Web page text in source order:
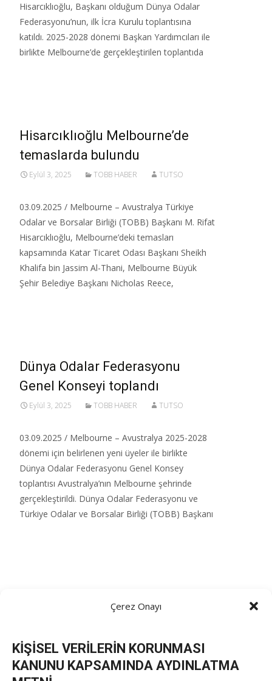
Çerez Onayı
KİŞİSEL VERİLERİN KORUNMASI
KANUNU KAPSAMINDA AYDINLATMA
Hisarcıklıoğlu, Başkanı olduğum Dünya Odalar
Federasyonu’nun, ilk İcra Kurulu toplantısına
katıldı. 2025-2028 dönemi Başkan Yardımcıları ile
birlikte Melbourne’de gerçekleştirilen toplantıda
Hisarcıklıoğlu Melbourne’de
temaslarda bulundu
Eylül 3, 2025 TOBB HABER TUTSO
03.09.2025 / Melbourne – Avustralya Türkiye
Odalar ve Borsalar Birliği (TOBB) Başkanı M. Rifat
Hisarcıklıoğlu, Melbourne’deki temasları
kapsamında Katar Ticaret Odası Başkanı Sheikh
Khalifa bin Jassim Al-Thani, Melbourne Büyük
Şehir Belediye Başkanı Nicholas Reece,
Dünya Odalar Federasyonu
Genel Konseyi toplandı
Eylül 3, 2025 TOBB HABER TUTSO
03.09.2025 / Melbourne – Avustralya 2025-2028
dönemi için belirlenen yeni üyeler ile birlikte
Dünya Odalar Federasyonu Genel Konsey
toplantısı Avustralya’nın Melbourne şehrinde
gerçekleştirildi.​ Dünya Odalar Federasyonu ve
Türkiye Odalar ve Borsalar Birliği (TOBB) Başkanı
dünyasının temsilcileriyle
Eylül 3, 2025 TOBB HABER TUTSO